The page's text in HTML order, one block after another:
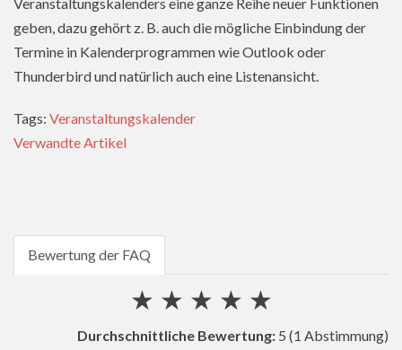
Veranstaltungskalenders eine ganze Reihe neuer Funktionen
geben, dazu gehört z. B. auch die mögliche Einbindung der
Termine in Kalenderprogrammen wie Outlook oder
Thunderbird und natürlich auch eine Listenansicht.
Tags: Veranstaltungskalender
Verwandte Artikel
Bewertung der FAQ
★
★
★
★
★
Durchschnittliche Bewertung: 5 (1 Abstimmung)